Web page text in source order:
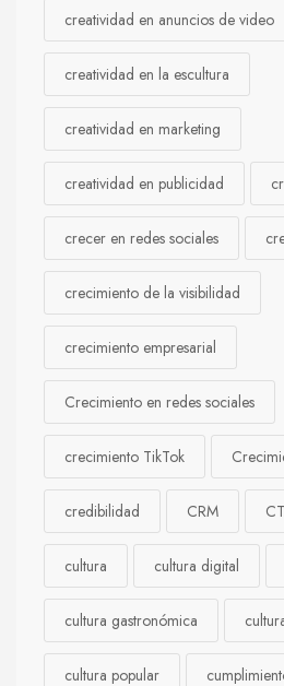
creatividad en anuncios de video
creatividad en la escultura
creatividad en marketing
creatividad en publicidad
crecer en redes sociales
crecimiento de la visibilidad
crecimiento empresarial
Crecimiento en redes sociales
crecimiento TikTok
credibilidad CRM
cultura cultura digital
cultura gastronómica
cultura popular